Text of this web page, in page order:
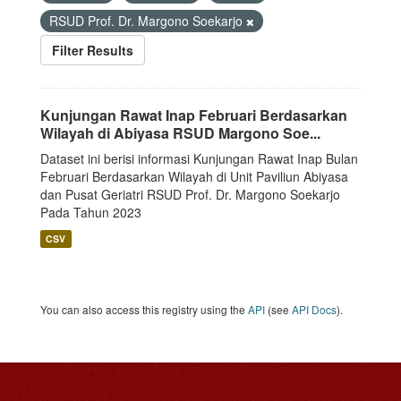
RSUD Prof. Dr. Margono Soekarjo
Filter Results
Kunjungan Rawat Inap Februari Berdasarkan
Wilayah di Abiyasa RSUD Margono Soe...
Dataset ini berisi informasi Kunjungan Rawat Inap Bulan
Februari Berdasarkan Wilayah di Unit Paviliun Abiyasa
dan Pusat Geriatri RSUD Prof. Dr. Margono Soekarjo
Pada Tahun 2023
CSV
You can also access this registry using the API (see API Docs).